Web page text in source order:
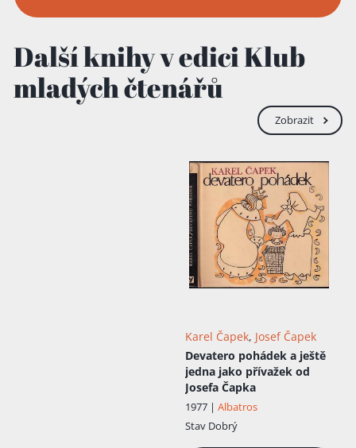
Další knihy v edici Klub
mladých čtenářů
Zobrazit
Karel Čapek, Josef Čapek
Devatero pohádek a ještě
jedna jako přívažek od
Josefa Čapka
1977 | Albatros
Stav Dobrý